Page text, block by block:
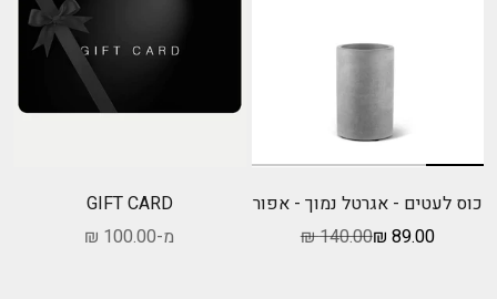
כוס לעטים - אגרטל נמוך - אפור
מחיר מבצע
89.00 ₪ מחיר רגיל
140.00 ₪
GIFT CARD
מחיר מבצע
מ-100.00 ₪